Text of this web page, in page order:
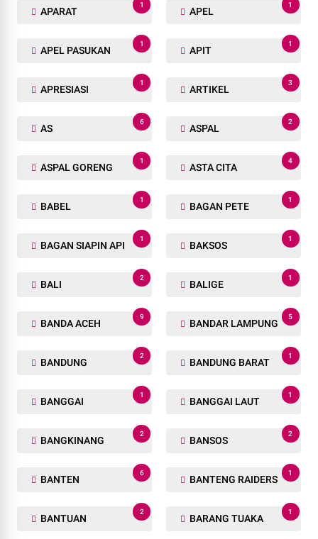
APARAT
1
APEL
1
APEL PASUKAN
1
APIT
1
APRESIASI
1
ARTIKEL
3
AS
6
ASPAL
2
ASPAL GORENG
1
ASTA CITA
4
BABEL
1
BAGAN PETE
1
BAGAN SIAPIN API
1
BAKSOS
1
BALI
2
BALIGE
1
BANDA ACEH
9
BANDAR LAMPUNG
5
BANDUNG
2
BANDUNG BARAT
1
BANGGAI
1
BANGGAI LAUT
1
BANGKINANG
2
BANSOS
2
BANTEN
6
BANTENG RAIDERS
1
BANTUAN
2
BARANG TUAKA
1